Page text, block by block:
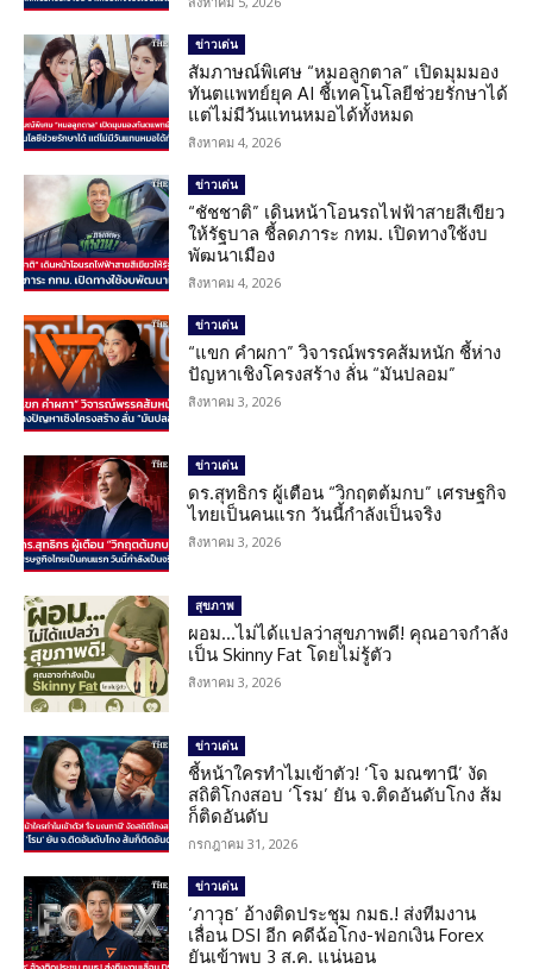
ข่าวเด่น
สัมภาษณ์พิเศษ “หมอลูกตาล” เปิดมุมมอง
ทันตแพทย์ยุค AI ชี้เทคโนโลยีช่วยรักษาได้
แต่ไม่มีวันแทนหมอได้ทั้งหมด
สิงหาคม 4, 2026
ข่าวเด่น
“ชัชชาติ” เดินหน้าโอนรถไฟฟ้าสายสีเขียว
ให้รัฐบาล ชี้ลดภาระ กทม. เปิดทางใช้งบ
พัฒนาเมือง
สิงหาคม 4, 2026
ข่าวเด่น
“แขก คำผกา” วิจารณ์พรรคส้มหนัก ชี้ห่าง
ปัญหาเชิงโครงสร้าง ลั่น “มันปลอม”
สิงหาคม 3, 2026
ข่าวเด่น
ดร.สุทธิกร ผู้เตือน “วิกฤตต้มกบ” เศรษฐกิจ
ไทยเป็นคนแรก วันนี้กำลังเป็นจริง
สิงหาคม 3, 2026
สุขภาพ
ผอม…ไม่ได้แปลว่าสุขภาพดี! คุณอาจกำลัง
เป็น Skinny Fat โดยไม่รู้ตัว
สิงหาคม 3, 2026
ข่าวเด่น
ชี้หน้าใครทำไมเข้าตัว! ‘โจ มณฑานี’ งัด
สถิติโกงสอบ ‘โรม’ ยัน จ.ติดอันดับโกง ส้ม
ก็ติดอันดับ
กรกฎาคม 31, 2026
ข่าวเด่น
‘ภาวุธ’ อ้างติดประชุม กมธ.! ส่งทีมงาน
เลื่อน DSI อีก คดีฉ้อโกง-ฟอกเงิน Forex
ยันเข้าพบ 3 ส.ค. แน่นอน